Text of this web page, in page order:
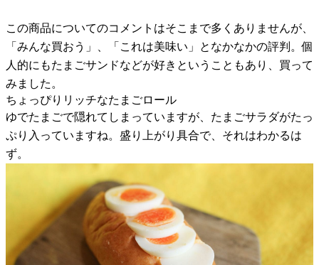
この商品についてのコメントはそこまで多くありませんが、
「みんな買おう」、「これは美味い」となかなかの評判。個
人的にもたまごサンドなどが好きということもあり、買って
みました。
ちょっぴりリッチなたまごロール
ゆでたまごで隠れてしまっていますが、たまごサラダがたっ
ぷり入っていますね。盛り上がり具合で、それはわかるは
ず。